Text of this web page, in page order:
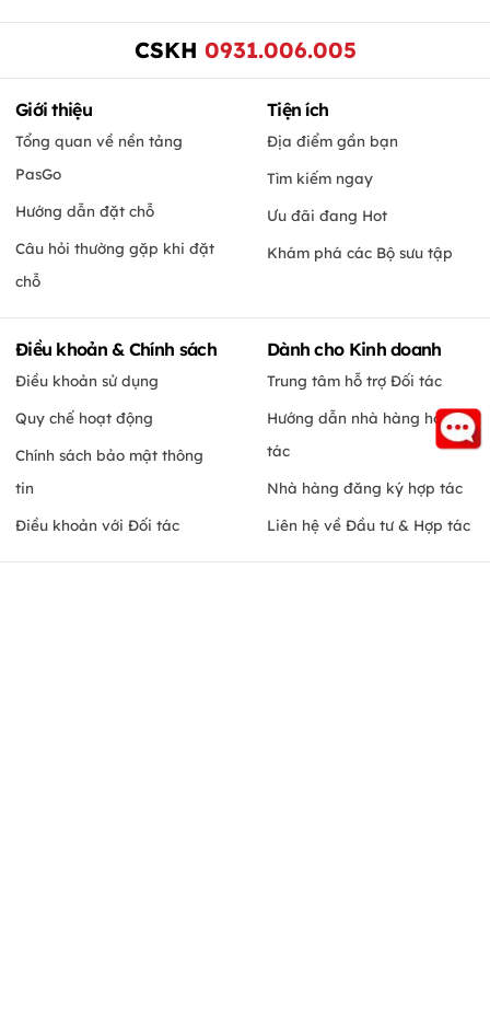
CSKH 0931.006.005
Giới thiệu
Tổng quan về nền tảng
PasGo
Hướng dẫn đặt chỗ
Câu hỏi thường gặp khi đặt
chỗ
Tiện ích
Địa điểm gần bạn
Tìm kiếm ngay
Ưu đãi đang Hot
Khám phá các Bộ sưu tập
Điều khoản & Chính sách
Điều khoản sử dụng
Quy chế hoạt động
Chính sách bảo mật thông
tin
Điều khoản với Đối tác
Dành cho Kinh doanh
Trung tâm hỗ trợ Đối tác
Hướng dẫn nhà hàng hợp
tác
Nhà hàng đăng ký hợp tác
Liên hệ về Đầu tư & Hợp tác